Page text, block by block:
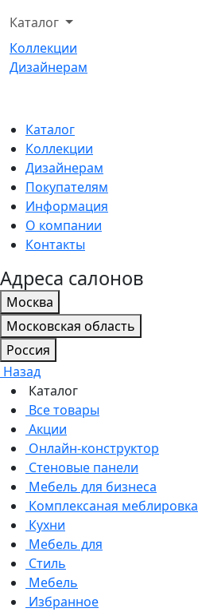
Каталог
Коллекции
Дизайнерам
Каталог
Коллекции
Дизайнерам
Покупателям
Информация
О компании
Контакты
Адреса салонов
Москва
Московская область
Россия
Назад
Каталог
Все товары
Акции
Онлайн-конструктор
Стеновые панели
Мебель для бизнеса
Комплексаная меблировка
Кухни
Мебель для
Стиль
Мебель
Избранное